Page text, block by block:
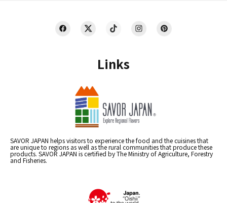
Links
SAVOR JAPAN helps visitors to experience the food and the cuisines that
are unique to regions as well as the rural communities that produce these
products. SAVOR JAPAN is certified by The Ministry of Agriculture, Forestry
and Fisheries.